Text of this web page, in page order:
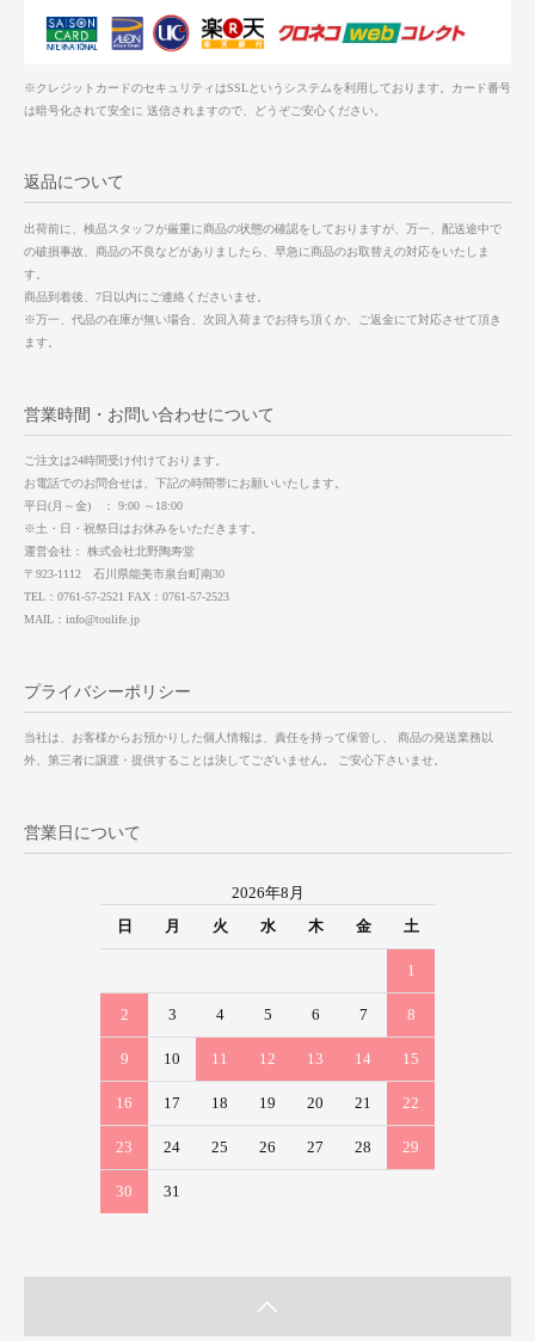
※クレジットカードのセキュリティはSSLというシステムを利用しております。カード番号
は暗号化されて安全に 送信されますので、どうぞご安心ください。
返品について
出荷前に、検品スタッフが厳重に商品の状態の確認をしておりますが、万一、配送途中で
の破損事故、商品の不良などがありましたら、早急に商品のお取替えの対応をいたしま
す。
商品到着後、7日以内にご連絡くださいませ。
※万一、代品の在庫が無い場合、次回入荷までお待ち頂くか、ご返金にて対応させて頂き
ます。
営業時間・お問い合わせについて
ご注文は24時間受け付けております。
お電話でのお問合せは、下記の時間帯にお願いいたします。
平日(月～金) ： 9:00 ～18:00
※土・日・祝祭日はお休みをいただきます。
運営会社： 株式会社北野陶寿堂
〒923-1112 石川県能美市泉台町南30
TEL：0761-57-2521 FAX：0761-57-2523
MAIL：info@toulife.jp
プライバシーポリシー
当社は、お客様からお預かりした個人情報は、責任を持って保管し、 商品の発送業務以
外、第三者に譲渡・提供することは決してございません。 ご安心下さいませ。
営業日について
2026年8月
日
月 火 水 木 金 土
1
2 3 4 5 6 7 8
9 10 11 12 13 14 15
16 17 18 19 20 21 22
23 24 25 26 27 28 29
30 31